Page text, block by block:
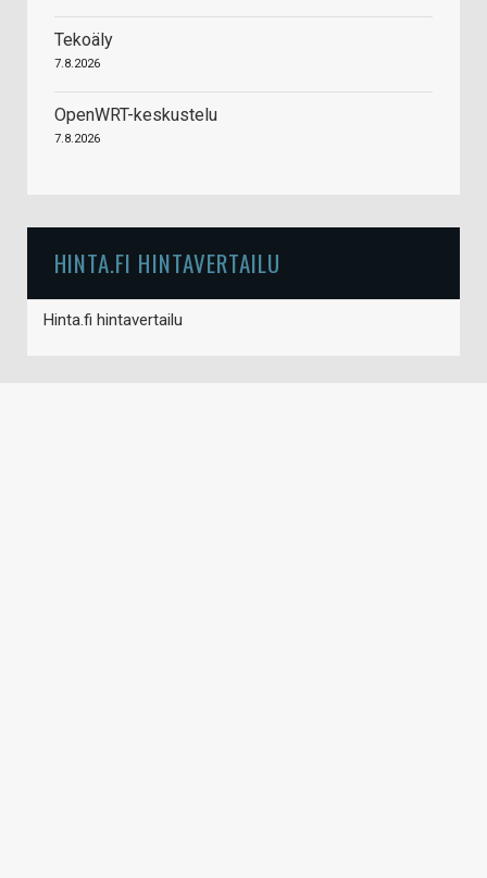
Tekoäly
7.8.2026
OpenWRT-keskustelu
7.8.2026
HINTA.FI HINTAVERTAILU
Hinta.fi hintavertailu